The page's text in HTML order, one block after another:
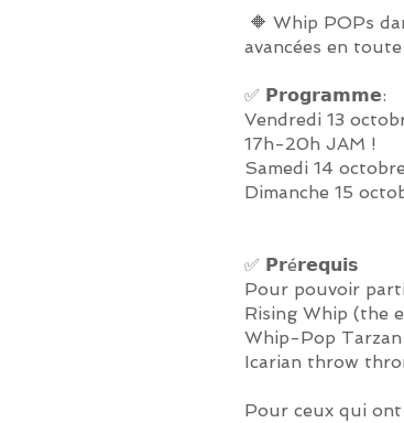
🔶 Whip POPs
avancées en
✅ 𝗣𝗿𝗼𝗴𝗿𝗮𝗺𝗺𝗲:
Vendredi 13
17h-20h JAM !
Samedi 14
Dimanche 15
✅ 𝗣𝗿é𝗿𝗲𝗾𝘂𝗶𝘀
Pour pouvoir
Rising Whip (the
Whip-Pop
Icarian throw
Pour ceux qui